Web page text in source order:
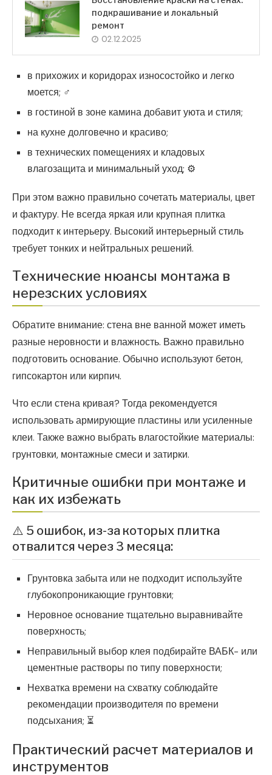
подкрашивание и локальный
ремонт
02.12.2025
в прихожих и коридорах износостойко и легко
моется; ‍♂️
в гостиной в зоне камина добавит уюта и стиля; ️
на кухне долговечно и красиво; ️
в технических помещениях и кладовых
влагозащита и минимальный уход; ⚙️
При этом важно правильно сочетать материалы, цвет
и фактуру. Не всегда яркая или крупная плитка
подходит к интерьеру. Высокий интерьерный стиль
требует тонких и нейтральных решений.
Технические нюансы монтажа в
нерезских условиях
Обратите внимание: стена вне ванной может иметь
разные неровности и влажность. Важно правильно
подготовить основание. Обычно используют бетон,
гипсокартон или кирпич.
Что если стена кривая? Тогда рекомендуется
использовать армирующие пластины или усиленные
клеи. Также важно выбрать влагостойкие материалы:
грунтовки, монтажные смеси и затирки.
Критичные ошибки при монтаже и
как их избежать
⚠️ 5 ошибок, из-за которых плитка
отвалится через 3 месяца:
Грунтовка забыта или не подходит используйте
глубокопроникающие грунтовки;
Неровное основание тщательно выравнивайте
поверхность;
Неправильный выбор клея подбирайте ВАБК- или
цементные растворы по типу поверхности;
Нехватка времени на схватку соблюдайте
рекомендации производителя по времени
подсыхания; ⏳
Практический расчет материалов и
инструментов